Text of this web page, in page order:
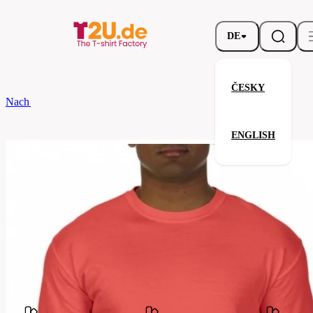
DE
ČESKY
ENGLISH
Nach dem Brand
Adult Tee Heavyweight
Parameter
Marke
Code
1717-
bright-
salmon
Verwandte Produkte